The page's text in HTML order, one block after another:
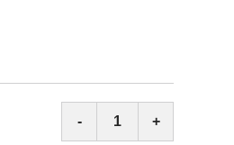
- +